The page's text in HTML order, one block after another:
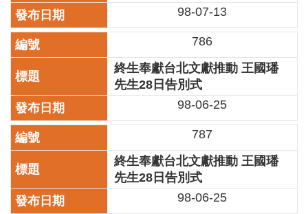
貴
文
化
資
補
助/
申
請
案
件
政
府
98-07-13
786
終生奉獻台北文獻推動 王國璠
先生28日告別式
98-06-25
787
終生奉獻台北文獻推動 王國璠
先生28日告別式
98-06-25